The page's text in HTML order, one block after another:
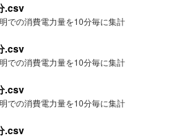
.csv
での消費電力量を10分毎に集計
.csv
での消費電力量を10分毎に集計
.csv
での消費電力量を10分毎に集計
.csv